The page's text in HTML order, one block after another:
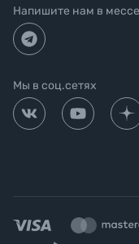
Напишите нам в
Мы в соц.сетях